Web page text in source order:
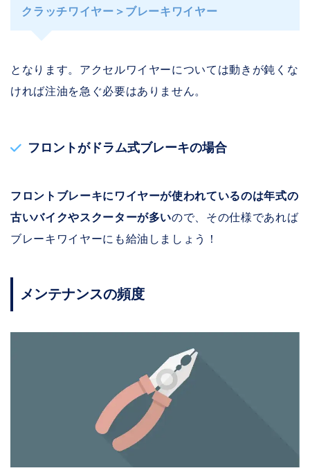
クラッチワイヤー＞ブレーキワイヤー
となります。アクセルワイヤーについては動きが鈍くな
ければ注油を急ぐ必要はありません。
フロントがドラム式ブレーキの場合
フロントブレーキにワイヤーが使われているのは年式の
古いバイクやスクーターが多いので、その仕様であれば
ブレーキワイヤーにも給油しましょう！
メンテナンスの頻度